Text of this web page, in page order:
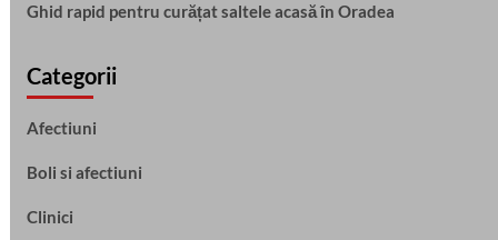
Ghid rapid pentru curățat saltele acasă în Oradea
Categorii
Afectiuni
Boli si afectiuni
Clinici